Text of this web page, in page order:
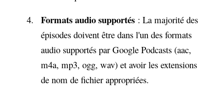
Formats audio supportés: La majorité des
épisodes doivent être dans l'un des formats
audio supportés par Google Podcasts (aac,
m4a, mp3, ogg, wav) et avoir les extensions
de nom de fichier appropriées.